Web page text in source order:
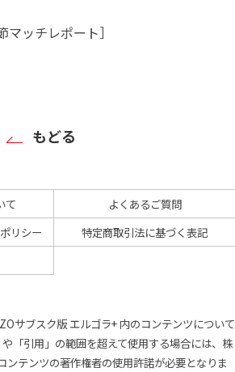
マッチレポート］
もどる
て
よくあるご質問
リシー
特定商取引法に基づく表記
サブスク版 エルゴラ+ 内のコンテンツについて
「引用」の範囲を超えて使用する場合には、株
ンテンツの著作権者の使用許諾が必要となりま